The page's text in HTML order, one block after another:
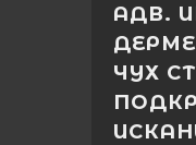
АДВ.
ЧУХ